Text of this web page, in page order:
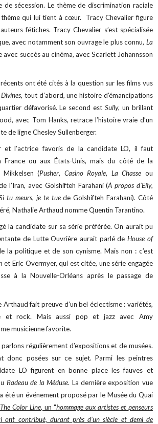
de sécession. Le thème de discrimination raciale
thème qui lui tient à cœur. Tracy Chevalier figure
fétiches. Tracy Chevalier s’est spécialisée
avec notamment son ouvrage le plus connu, La
avec succès au cinéma, avec Scarlett Johannsson
ont été cités à la question sur les films vus
Divines, tout d’abord, une histoire d’émancipations
défavorisé. Le second estSully, un brillant
avec Tom Hanks, retrace l’histoire vraie d’un
de ligne Chesley Sullenberger.
et l’actrice favoris de la candidate LO, il faut
France ou aux États-Unis, mais du côté de la
Mikkelsen (Pusher, Casino Royale, La Chasse ou
l’Iran, avec Golshifteh Farahani (À propos d’Elly,
tu meurs, je te tuede Golshifteh Farahani). Côté
Nathalie Arthaud nomme Quentin Tarantino.
la candidate sur sa série préférée. On aurait pu
de Lutte Ouvrière aurait parlé deHouse of
la politique et de son cynisme. Mais non : c’est
et Eric Overmyer, qui est citée, une série engagée
à la Nouvelle-Orléans après le passage de
Arthaud fait preuve d’un bel éclectisme : variétés,
et rock. Mais aussi pop et jazz avec Amy
musicienne favorite.
régulièrement d’expositions et de musées.
donc posées sur ce sujet. Parmi les peintres
LO figurent en bonne place les fauves et
Radeau de la Méduse. La dernière exposition vue
été un événement proposé par le Musée du Quai
Color Line, un "hommage aux artistes et penseurs
ont contribué, durant près d’un siècle et demi de